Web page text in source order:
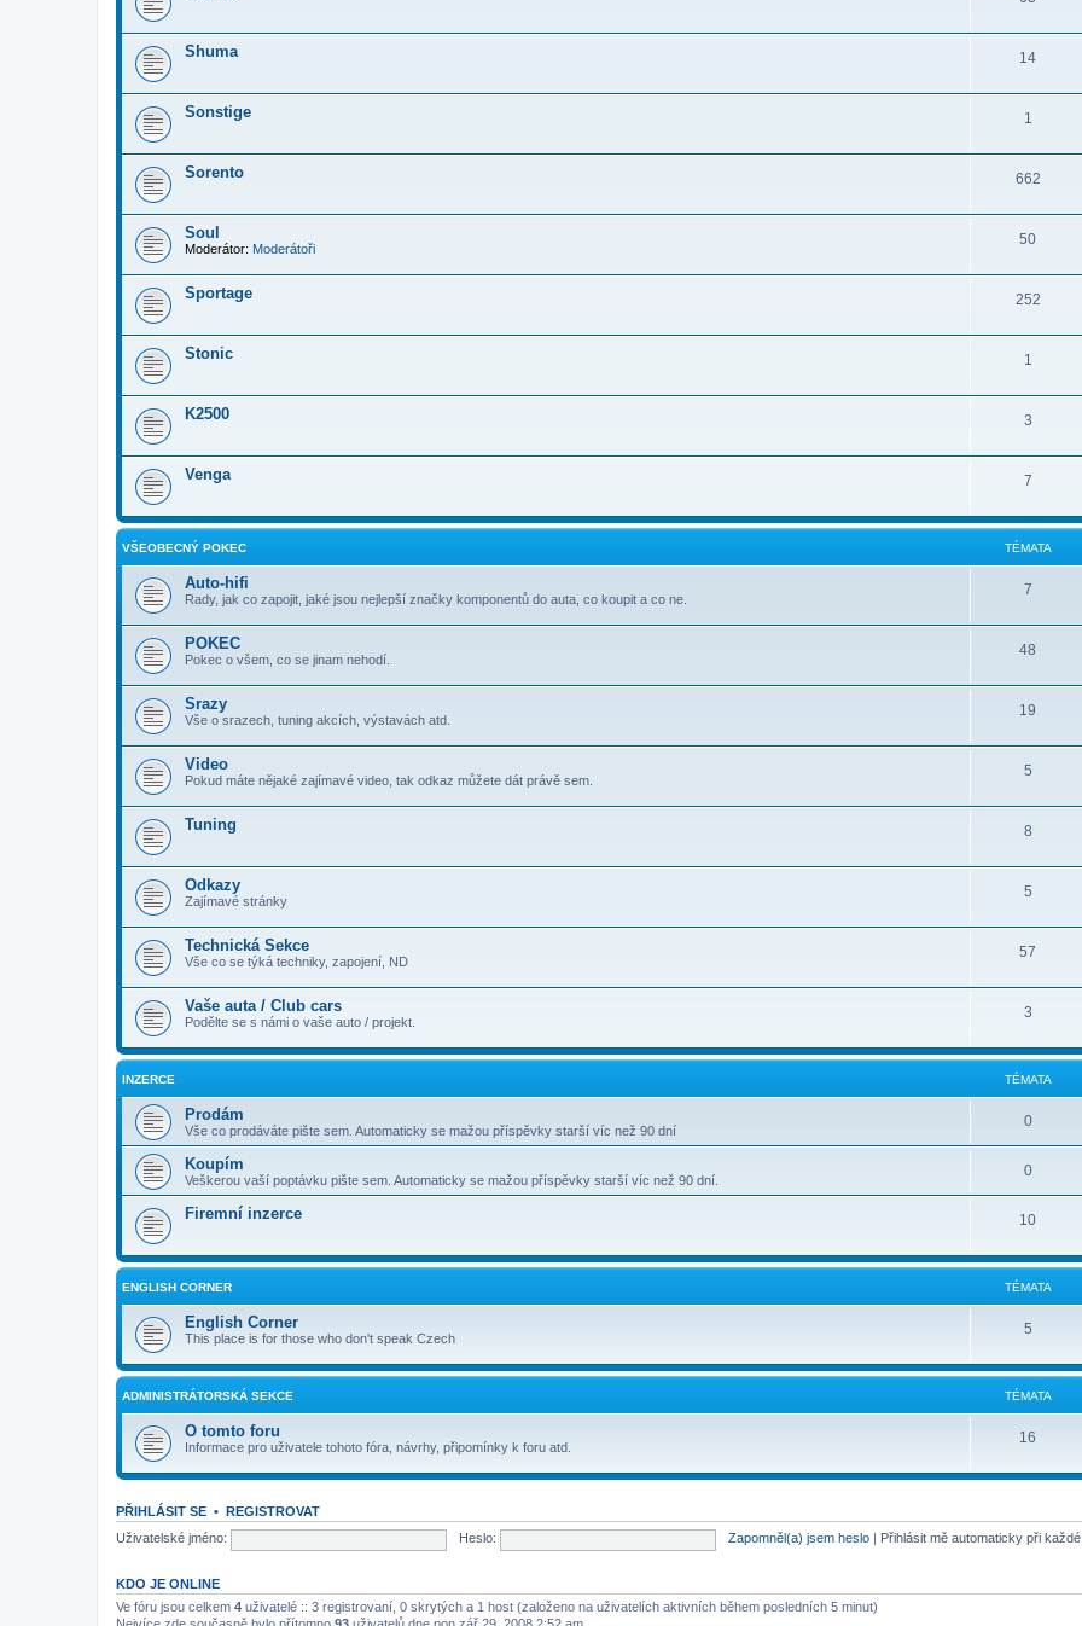
Shuma 14
Sonstige 1
Sorento 662
Soul
Moderátor: Moderátoři
50
Sportage 252
Stonic 1
K2500 3
Venga 7
VŠEOBECNÝ POKEC TÉMATA
Auto-hifi
Rady, jak co zapojit, jaké jsou nejlepší značky komponentů do auta, co koupit a co ne.
7
POKEC
Pokec o všem, co se jinam nehodí.
48
Srazy
Vše o srazech, tuning akcích, výstavách atd.
19
Video
Pokud máte nějaké zajímavé video, tak odkaz můžete dát právě sem.
5
Tuning 8
Odkazy
Zajímavé stránky
5
Technická Sekce
Vše co se týká techniky, zapojení, ND
57
Vaše auta / Club cars
Podělte se s námi o vaše auto / projekt.
3
INZERCE TÉMATA
Prodám
Vše co prodáváte pište sem. Automaticky se mažou příspěvky starší víc než 90 dní
0
Koupím
Veškerou vaší poptávku pište sem. Automaticky se mažou příspěvky starší víc než 90 dní.
0
Firemní inzerce 10
ENGLISH CORNER TÉMATA
English Corner
This place is for those who don't speak Czech
5
ADMINISTRÁTORSKÁ SEKCE TÉMATA
O tomto foru
Informace pro uživatele tohoto fóra, návrhy, připomínky k foru atd.
16
PŘIHLÁSIT SE • REGISTROVAT
Uživatelské jméno:
Heslo: Zapomněl(a) jsem heslo Přihlásit mě automaticky při
KDO JE ONLINE
Ve fóru jsou celkem 4 uživatelé :: 3 registrovaní, 0 skrytých a 1 host (založeno na uživatelích aktivních během posledních 5 minut)
Nejvíce zde současně bylo přítomno 93 uživatelů dne pon zář 29, 2008 2:52 am